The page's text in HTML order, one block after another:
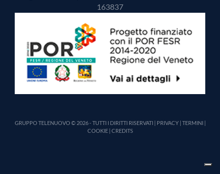
163837
GRUPPO TELENUOVO © 2026 - TUTTI I DIRITTI RISERVATI | PRIVACY| TERMINI|
COOKIE| CREDITS